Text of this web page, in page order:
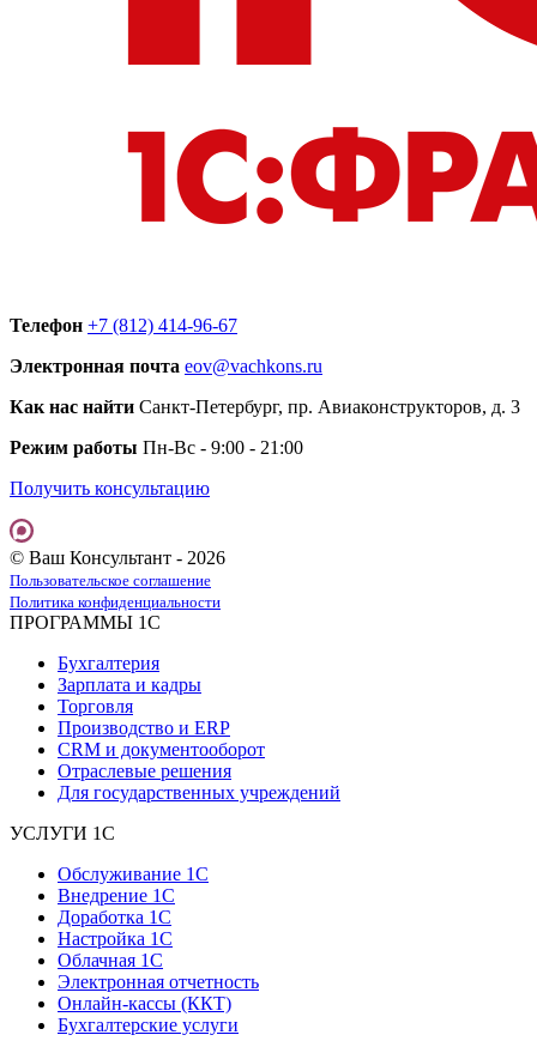
Телефон +7 (812) 414-96-67
Электронная почта eov@vachkons.ru
Как нас найти Санкт-Петербург, пр. Авиаконструкторов, д. 3
Режим работы Пн-Вс - 9:00 - 21:00
Получить консультацию
© Ваш Консультант - 2026
Пользовательское соглашение
Политика конфиденциальности
ПРОГРАММЫ 1С
Бухгалтерия
Зарплата и кадры
Торговля
Производство и ERP
CRM и документооборот
Отраслевые решения
Для государственных учреждений
УСЛУГИ 1С
Обслуживание 1С
Внедрение 1С
Доработка 1С
Настройка 1С
Облачная 1С
Электронная отчетность
Онлайн-кассы (ККТ)
Бухгалтерские услуги